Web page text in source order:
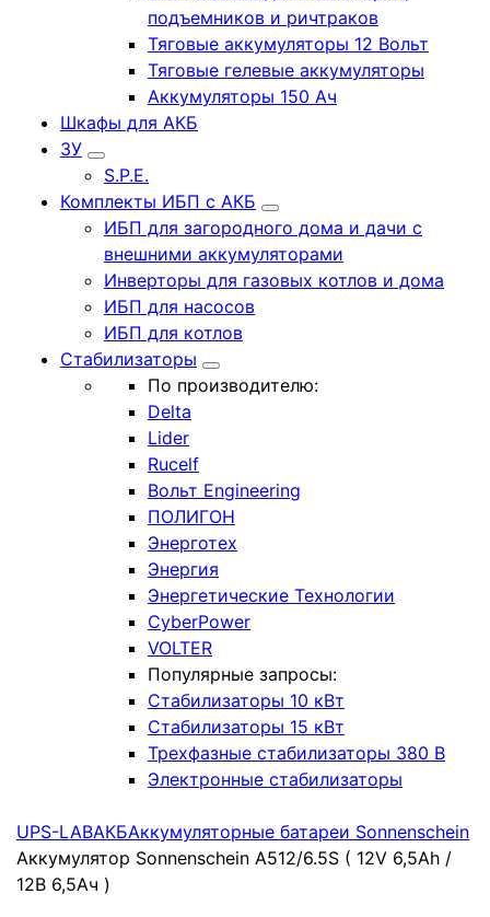
подъемников и ричтраков
Тяговые аккумуляторы 12 Вольт
Тяговые гелевые аккумуляторы
Аккумуляторы 150 Ач
Шкафы для АКБ
ЗУ
S.P.E.
Комплекты ИБП с АКБ
ИБП для загородного дома и дачи с
внешними аккумуляторами
Инверторы для газовых котлов и дома
ИБП для насосов
ИБП для котлов
Стабилизаторы
По производителю:
Delta
Lider
Rucelf
Вольт Engineering
ПОЛИГОН
Энерготех
Энергия
Энергетические Технологии
CyberPower
VOLTER
Популярные запросы:
Стабилизаторы 10 кВт
Стабилизаторы 15 кВт
Трехфазные стабилизаторы 380 В
Электронные стабилизаторы
UPS-LABАКБАккумуляторные батареи Sonnenschein
Аккумулятор Sonnenschein A512/6.5S ( 12V 6,5Ah /
12В 6,5Ач )